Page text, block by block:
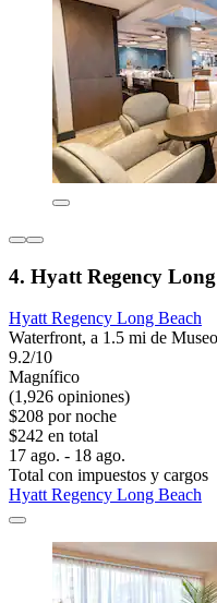
4. Hyatt Regency
Hyatt Regency Long Beach
Waterfront, a 1.5 mi de
9.2/10
Magnífico
(1,926 opiniones)
$208 por noche
$242 en total
17 ago. - 18 ago.
Total con impuestos y cargos
Hyatt Regency Long Beach